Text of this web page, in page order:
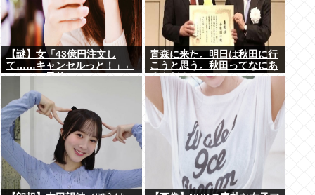
【謎】女「43億円注文し
て……キャンセルっと！」←
こいつの目的ｗ
青森に来た。明日は秋田に行
こうと思う。秋田ってなにあ
るんだ？